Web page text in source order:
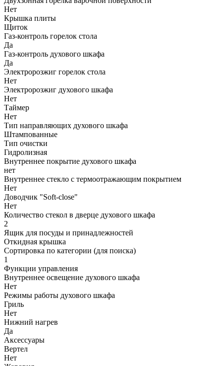
Нет
Крышка плиты
Щиток
Газ-контроль горелок стола
Да
Газ-контроль духового шкафа
Да
Электророзжиг горелок стола
Нет
Электророзжиг духового шкафа
Нет
Таймер
Нет
Тип направляющих духового шкафа
Штампованные
Тип очистки
Гидролизная
Внутреннее покрытие духового шкафа
нет
Внутреннее стекло с термоотражающим покрытием
Нет
Доводчик "Soft-close"
Нет
Количество стекол в дверце духового шкафа
2
Ящик для посуды и принадлежностей
Откидная крышка
Сортировка по категории (для поиска)
1
Функции управления
Внутреннее освещение духового шкафа
Нет
Режимы работы духового шкафа
Гриль
Нет
Нижний нагрев
Да
Аксессуары
Вертел
Нет